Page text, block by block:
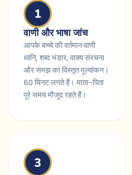
1
वाणी और भाषा जांच
आपके बच्चे की वर्तमान वाणी
ध्वनि, शब्द भंडार, वाक्य संरचना
और समझ का विस्तृत मूल्यांकन।
60 मिनट लगते हैं। माता-पिता
पूरे समय मौजूद रहते हैं।
3